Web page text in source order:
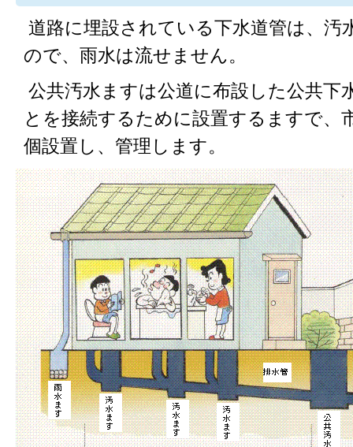
道路に埋設されている下水道管は、汚
ので、雨水は流せません。
公共汚水ますは公道に布設した公共下
とを接続するために設置するますで、
個設置し、管理します。